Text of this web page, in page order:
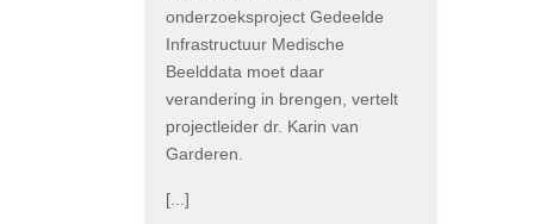
onderzoeksproject Gedeelde
Infrastructuur Medische
Beelddata moet daar
verandering in brengen, vertelt
projectleider dr. Karin van
Garderen.
[...]